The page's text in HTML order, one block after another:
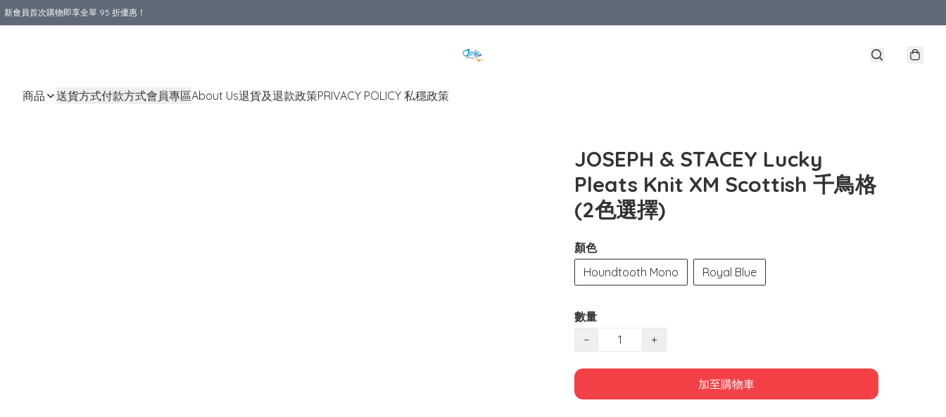
新會員首次購物即享全單 95 折優惠！
商品 送貨方式付款方式會員專區About Us退貨及退款政策PRIVACY POLICY 私穩政策
JOSEPH & STACEY Lucky
Pleats Knit XM Scottish 千鳥格
(2色選擇)
顏色
Houndtooth Mono
Royal Blue
數量
−
+
加至購物車